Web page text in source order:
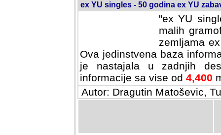
ex YU singles - 50 godina ex YU
"ex YU
malih
zemljama
Ova jedinstvena baza
je nastajala u zadnjih
informacije sa vise od 4,400
Autor: Dragutin Matoševic,